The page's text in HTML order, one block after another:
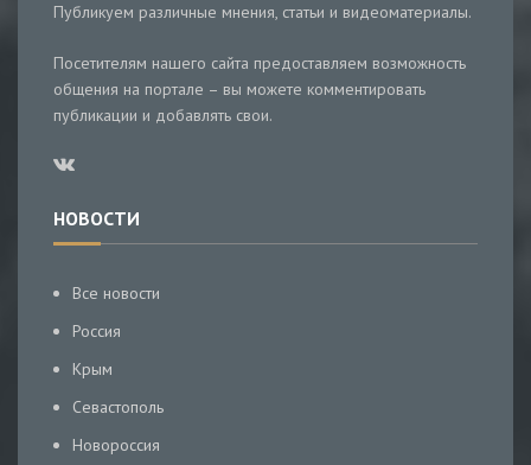
Публикуем различные мнения, статьи и видеоматериалы.
Посетителям нашего сайта предоставляем возможность
общения на портале – вы можете комментировать
публикации и добавлять свои.
НОВОСТИ
Все новости
Россия
Крым
Севастополь
Новороссия